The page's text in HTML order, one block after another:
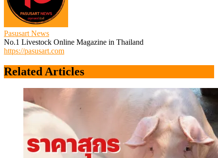
Pasusart News
No.1 Livestock Online Magazine in Thailand
https://pasusart.com
Related Articles